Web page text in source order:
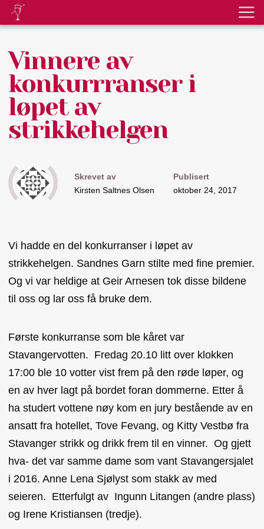
Vinnere av
konkurrranser i
løpet av
strikkehelgen
Skrevet av
Kirsten Saltnes Olsen
Publisert
oktober 24, 2017
Vi hadde en del konkurranser i løpet av
strikkehelgen. Sandnes Garn stilte med fine premier.
Og vi var heldige at Geir Arnesen tok disse bildene
til oss og lar oss få bruke dem.
Første konkurranse som ble kåret var
Stavangervotten. Fredag 20.10 litt over klokken
17:00 ble 10 votter vist frem på den røde løper, og
en av hver lagt på bordet foran dommerne. Etter å
ha studert vottene nøy kom en jury bestående av en
ansatt fra hotellet, Tove Fevang, og Kitty Vestbø fra
Stavanger strikk og drikk frem til en vinner. Og gjett
hva- det var samme dame som vant Stavangersjalet
i 2016. Anne Lena Sjølyst som stakk av med
seieren. Etterfulgt av Ingunn Litangen (andre plass)
og Irene Kristiansen (tredje).